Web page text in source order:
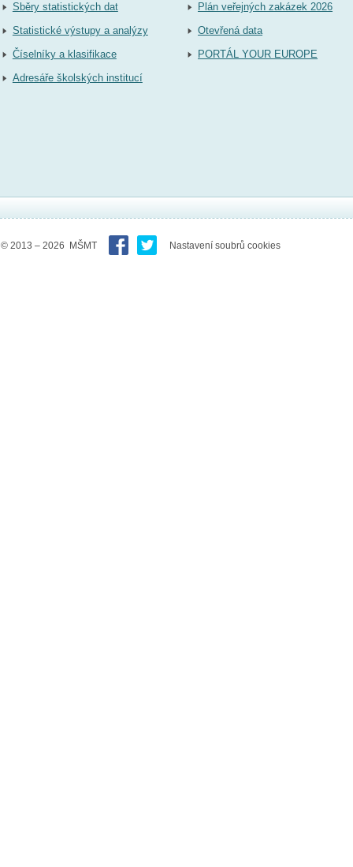
Sběry statistických dat
Statistické výstupy a analýzy
Číselníky a klasifikace
Adresáře školských institucí
Plán veřejných zakázek 2026
Otevřená data
PORTÁL YOUR EUROPE
© 2013 – 2026 MŠMT Nastavení soubrů cookies